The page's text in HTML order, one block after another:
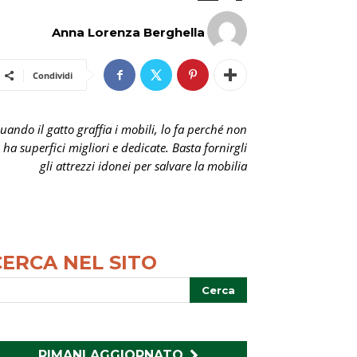
Anna Lorenza Berghella
Condividi
il gatto graffia i mobili, lo fa perché non
ha superfici migliori e dedicate. Basta fornirgli
gli attrezzi idonei per salvare la mobilia
NEL SITO